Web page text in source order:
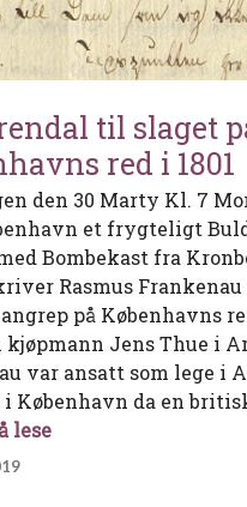
til slaget
red i 1801
den 30 Marty Kl. 7
et frygteligt
Bombekast fra
Rasmus
på Københavns
Jens Thue i
var ansatt som lege i
i København da en
leseFra Arendal til